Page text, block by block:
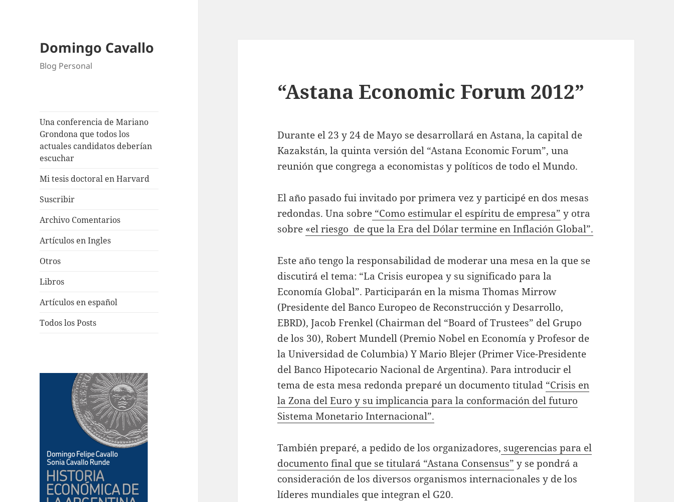
Domingo Cavallo
Blog Personal
Una conferencia de Mariano
Grondona que todos los
actuales candidatos deberían
escuchar
Mi tesis doctoral en Harvard
Suscribir
Archivo Comentarios
Artículos en Ingles
Otros
Libros
Artículos en español
Todos los Posts
“Astana Economic Forum 2012”
Durante el 23 y 24 de Mayo se desarrollará en Astana, la capital de
Kazakstán, la quinta versión del “Astana Economic Forum”, una
reunión que congrega a economistas y políticos de todo el Mundo.
El año pasado fui invitado por primera vez y participé en dos mesas
redondas. Una sobre “Como estimular el espíritu de empresa” y otra
sobre «el riesgo de que la Era del Dólar termine en Inflación Global”.
Este año tengo la responsabilidad de moderar una mesa en la que se
discutirá el tema: “La Crisis europea y su significado para la
Economía Global”. Participarán en la misma Thomas Mirrow
(Presidente del Banco Europeo de Reconstrucción y Desarrollo,
EBRD), Jacob Frenkel (Chairman del “Board of Trustees” del Grupo
de los 30), Robert Mundell (Premio Nobel en Economía y Profesor de
la Universidad de Columbia) Y Mario Blejer (Primer Vice-Presidente
del Banco Hipotecario Nacional de Argentina). Para introducir el
tema de esta mesa redonda preparé un documento titulad “Crisis en
la Zona del Euro y su implicancia para la conformación del futuro
Sistema Monetario Internacional”.
También preparé, a pedido de los organizadores, sugerencias para el
documento final que se titulará “Astana Consensus” y se pondrá a
consideración de los diversos organismos internacionales y de los
líderes mundiales que integran el G20.